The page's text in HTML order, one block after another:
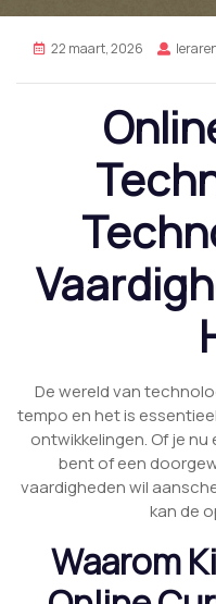
22 maart, 2026
De wereld van
tempo en het is
ontwikkelingen. Of je
bent of een
vaardigheden wil
kan de
Waarom